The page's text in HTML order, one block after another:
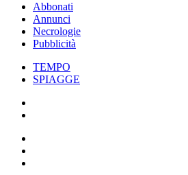
Abbonati
Annunci
Necrologie
Pubblicità
TEMPO
SPIAGGE